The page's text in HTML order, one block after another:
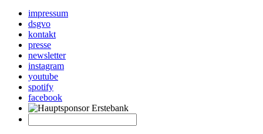
impressum
dsgvo
kontakt
presse
newsletter
instagram
youtube
spotify
facebook